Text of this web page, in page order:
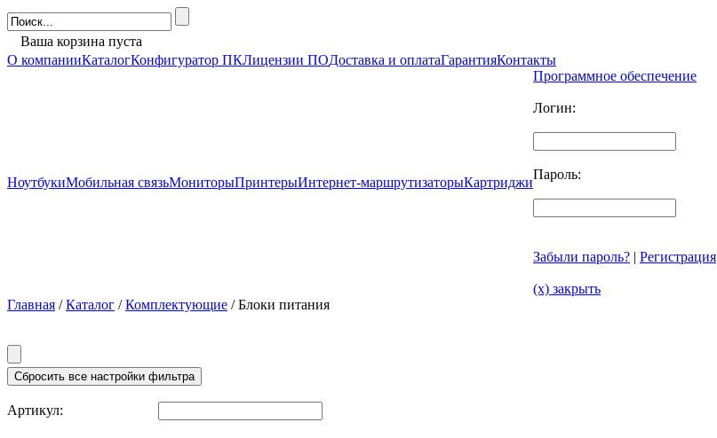
Ваша корзина пуста
О компанииКаталогКонфигуратор ПКЛицензии ПОДоставка и оплатаГарантияКонтакты
НоутбукиМобильная связьМониторыПринтерыИнтернет-маршрутизаторыКартриджи
Программное обеспечение
Логин:
Пароль:
Забыли пароль? | Регистрация
(x) закрыть
Главная /Каталог /Комплектующие / Блоки питания
Артикул: